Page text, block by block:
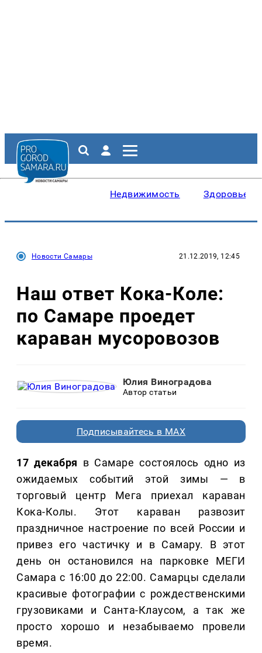
Недвижимость Здоровье
Новости Самары 21.12.2019, 12:45
Наш ответ Кока-Коле:
по Самаре проедет
караван мусоровозов
Юлия Виноградова
Автор статьи
Подписывайтесь в MAX
17 декабря в Самаре состоялось одно из
ожидаемых событий этой зимы — в
торговый центр Мега приехал караван
Кока-Колы. Этот караван развозит
праздничное настроение по всей России и
привез его частичку и в Самару. В этот
день он остановился на парковке МЕГИ
Самара с 16:00 до 22:00. Самарцы сделали
красивые фотографии с рождественскими
грузовиками и Санта-Клаусом, а так же
просто хорошо и незабываемо провели
время.